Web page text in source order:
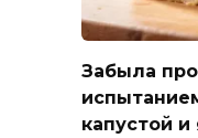
Забыла
капустой